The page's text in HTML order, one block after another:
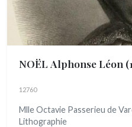
NOËL Alphonse Léon
12760
Mlle Octavie Passerieu de
Lithographie